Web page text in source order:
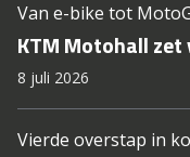
Van e-bike tot
KTM Motohall
8 juli 2026
Vierde overstap in